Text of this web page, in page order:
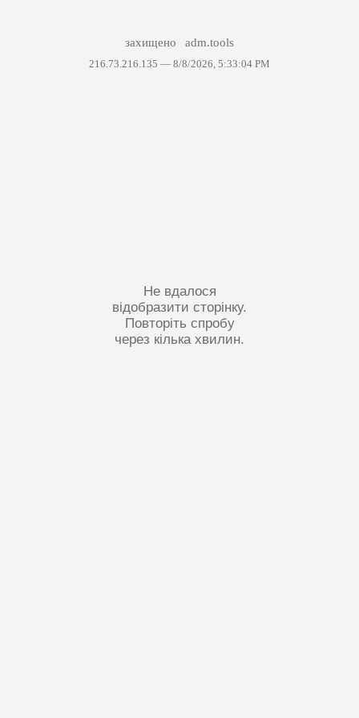
захищено adm.tools
216.73.216.135 — 8/8/2026, 5:33:04 PM
Не вдалося
відобразити сторінку.
Повторіть спробу
через кілька хвилин.